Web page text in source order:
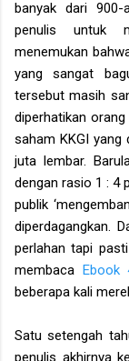
banyak dari
penulis untuk
menemukan
yang sangat
tersebut masih
diperhatikan
saham KKGI
juta lembar.
dengan rasio 1 : 4
publik
diperdagangkan.
perlahan tapi
membaca Ebook
beberapa kali
Satu setengah
penulis akhirnya